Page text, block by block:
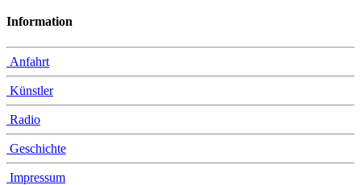
Information
Anfahrt
Künstler
Radio
Geschichte
Impressum